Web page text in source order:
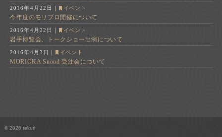
2016年4月22日 ｜ イベント
今年度のモリブロ開催について
2016年4月22日 ｜ イベント
岩手博覧会、トークショー出演について
2016年4月3日 ｜ イベント
MORIOKA Snood 受注会について
© 2026 tekuri